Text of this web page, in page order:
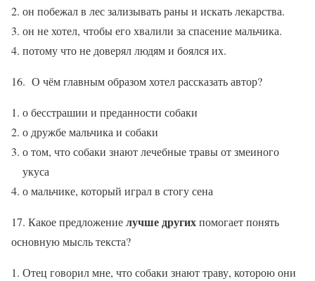
он побежал в лес зализывать раны и искать лекарства.
он не хотел, чтобы его хвалили за спасение мальчика.
потому что не доверял людям и боялся их.
16. О чём главным образом хотел рассказать автор?
о бесстрашии и преданности собаки
о дружбе мальчика и собаки
о том, что собаки знают лечебные травы от змеиного
укуса
о мальчике, который играл в стогу сена
17. Какое предложениелучше другихпомогает понять
основную мысль текста?
Отец говорил мне, что собаки знают траву, которою они